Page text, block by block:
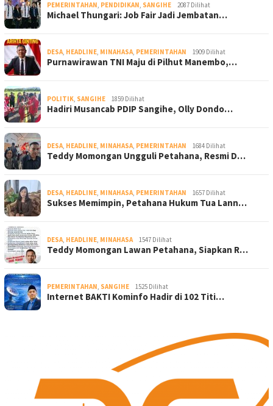
PEMERINTAHAN, PENDIDIKAN, SANGIHE 2087 Dilihat
Michael Thungari: Job Fair Jadi Jembatan…
DESA, HEADLINE, MINAHASA, PEMERINTAHAN 1909 Dilihat
Purnawirawan TNI Maju di Pilhut Manembo,…
POLITIK, SANGIHE 1859 Dilihat
Hadiri Musancab PDIP Sangihe, Olly Dondo…
DESA, HEADLINE, MINAHASA, PEMERINTAHAN 1684 Dilihat
Teddy Momongan Ungguli Petahana, Resmi D…
DESA, HEADLINE, MINAHASA, PEMERINTAHAN 1657 Dilihat
Sukses Memimpin, Petahana Hukum Tua Lann…
DESA, HEADLINE, MINAHASA 1547 Dilihat
Teddy Momongan Lawan Petahana, Siapkan R…
PEMERINTAHAN, SANGIHE 1525 Dilihat
Internet BAKTI Kominfo Hadir di 102 Titi…